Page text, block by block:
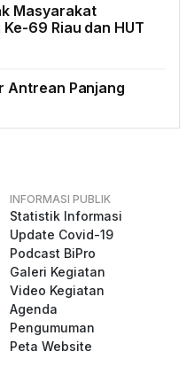
Masyarakat
69 Riau dan HUT
Antrean Panjang
INFORMASI PUBLIK
Statistik Informasi
Update Covid-19
Podcast BiPro
Galeri Kegiatan
Video Kegiatan
Agenda
Pengumuman
Peta Website